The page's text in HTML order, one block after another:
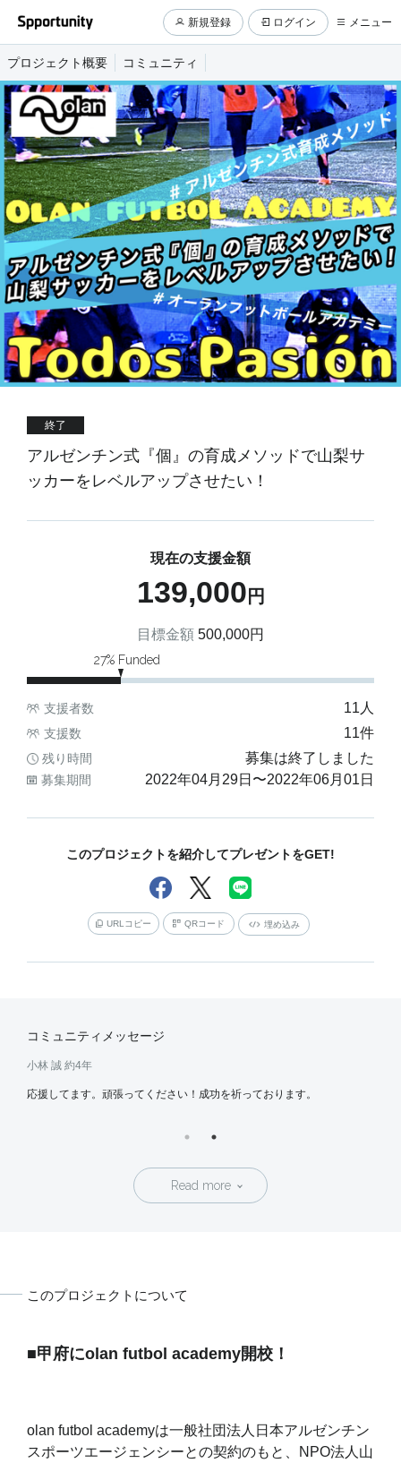
新規登録 ログイン メニュー
プロジェクト概要 コミュニティ
終了
アルゼンチン式『個』の育成メソッドで山梨サ
ッカーをレベルアップさせたい！
現在の支援金額
139,000 円
目標金額 500,000円
27% Funded
支援者数 11 人
支援数 11件
残り時間 募集は終了しました
募集期間 2022年04月29日 〜2022年06月01日
このプロジェクトを紹介してプレゼントをGET!
URLコピー QRコード 埋め込み
コミュニティメッセージ
小林 誠 約4年
応援してます。頑張ってください！成功を祈っております。
Read more
このプロジェクトについて
■甲府にolan futbol academy開校！
olan futbol academyは一般社団法人日本アルゼンチン
スポーツエージェンシーとの契約のもと、NPO法人山